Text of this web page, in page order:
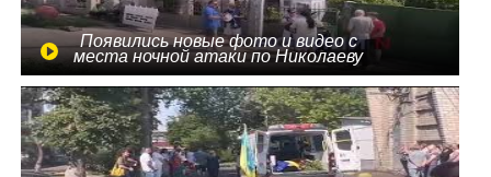
Появились новые фото и видео с
места ночной атаки по Николаеву